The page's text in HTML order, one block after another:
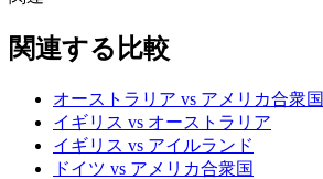
関連する比較
オーストラリア vs アメリカ合衆国
イギリス vs オーストラリア
イギリス vs アイルランド
ドイツ vs アメリカ合衆国